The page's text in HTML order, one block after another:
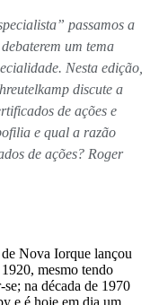
passamos a
um tema
Nesta edição,
discute a
de ações e
e qual a razão
de ações? Roger
Nova Iorque lançou
mesmo tendo
na década de 1970
e é hoje em dia um